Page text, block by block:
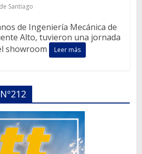
Santiago
de Ingeniería Mecánica de
Alto, tuvieron una jornada
showroom
Leer más